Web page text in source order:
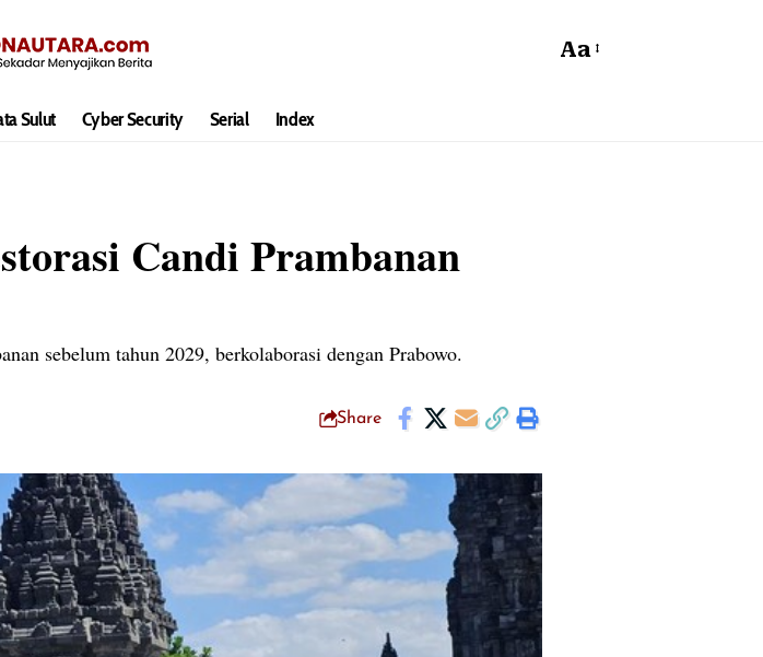
Aa
Sulut Cyber Security Serial Index
Candi Prambanan
sebelum tahun 2029, berkolaborasi dengan Prabowo.
Share